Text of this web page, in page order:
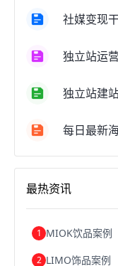
郑州跨境电商跨境
跨境电商费用美国
天津跨境电商东南
跨境电商b2b阿里
跨境电商关税
跨境电商建站
浙江跨境电商宁
跨境电商优势跨境
社媒变现
独立站运
独立站建
每日最新
最热资讯
1 MIOK饮品案例
2 LIMO饰品案例